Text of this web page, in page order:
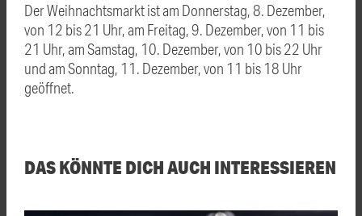
Der Weihnachtsmarkt ist am Donnerstag, 8. Dezember,
von 12 bis 21 Uhr, am Freitag, 9. Dezember, von 11 bis
21 Uhr, am Samstag, 10. Dezember, von 10 bis 22 Uhr
und am Sonntag, 11. Dezember, von 11 bis 18 Uhr
geöffnet.
DAS KÖNNTE DICH AUCH INTERESSIEREN